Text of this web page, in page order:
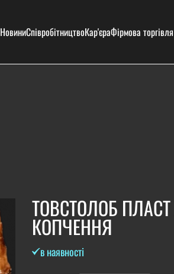
НовиниСпівробітництвоКар'єраФірмова торгівля
ТОВСТОЛОБ
КОПЧЕННЯ
в наявності